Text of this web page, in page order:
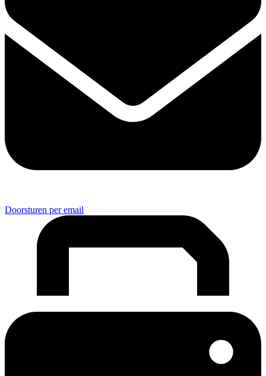
Doorsturen per email